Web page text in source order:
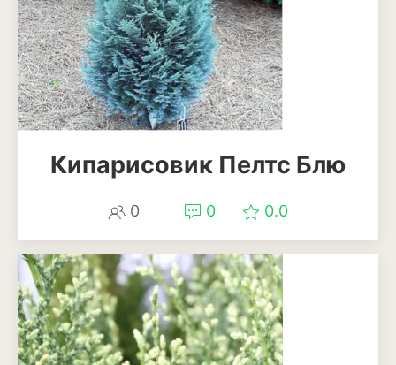
Овсяница
Осока
Пеннисетум или
перистощетинник
Ягоды
Голубика
Дыня
Ирга
Кипарисовик Пелтс Блю
0 0 0.0